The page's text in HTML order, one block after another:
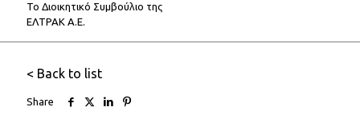
Το Διοικητικό Συμβούλιο της
ΕΛΤΡΑΚ Α.Ε.
< Back to list
Share